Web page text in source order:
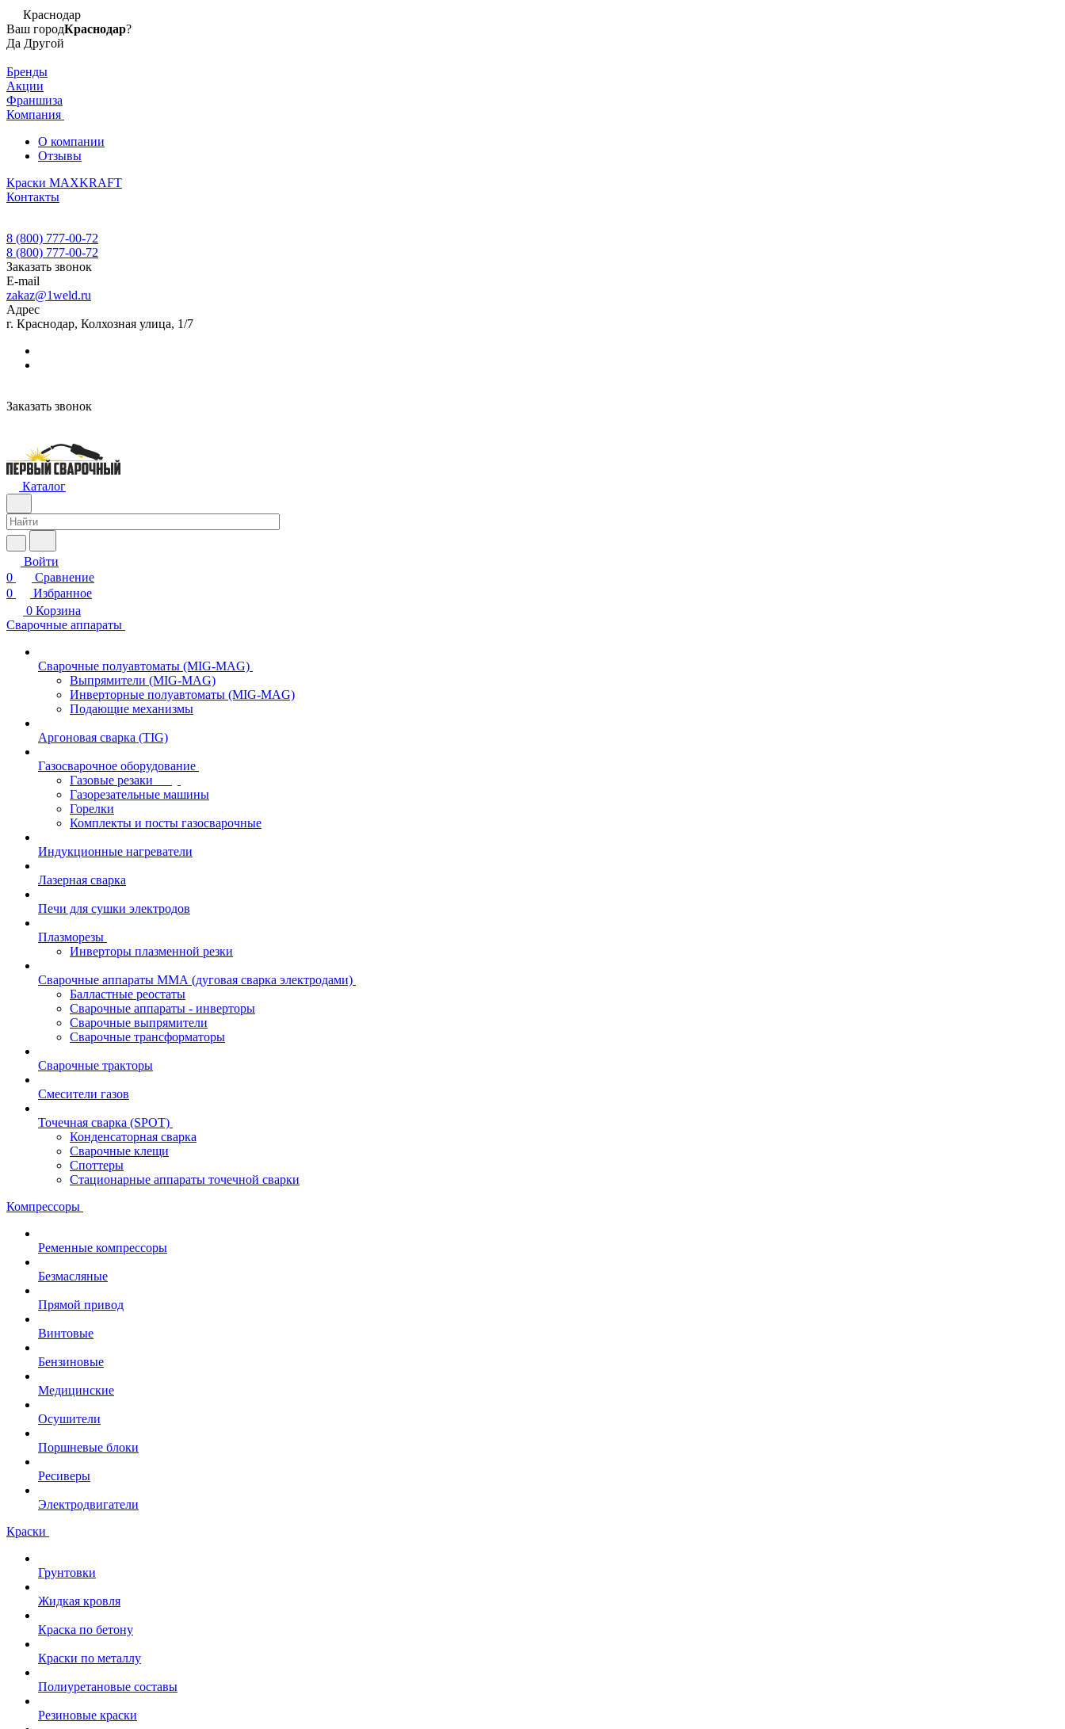
Краснодар
Ваш городКраснодар?
Да Другой
Бренды
Акции
Франшиза
Компания
О компании
Отзывы
Краски MAXKRAFT
Контакты
8 (800) 777-00-72
8 (800) 777-00-72
Заказать звонок
E-mail
zakaz@1weld.ru
Адрес
г. Краснодар, Колхозная улица, 1/7
Заказать звонок
Каталог
Войти
0
Сравнение
0
Избранное
0 Корзина
Сварочные аппараты
Сварочные полуавтоматы (MIG-MAG)
Выпрямители (MIG-MAG)
Инверторные полуавтоматы (MIG-MAG)
Подающие механизмы
Аргоновая сварка (TIG)
Газосварочное оборудование
Газовые резаки
Газорезательные машины
Горелки
Комплекты и посты газосварочные
Индукционные нагреватели
Лазерная сварка
Печи для сушки электродов
Плазморезы
Инверторы плазменной резки
Сварочные аппараты ММА (дуговая сварка электродами)
Балластные реостаты
Сварочные аппараты - инверторы
Сварочные выпрямители
Сварочные трансформаторы
Сварочные тракторы
Смесители газов
Точечная сварка (SPOT)
Конденсаторная сварка
Сварочные клещи
Споттеры
Стационарные аппараты точечной сварки
Компрессоры
Ременные компрессоры
Безмасляные
Прямой привод
Винтовые
Бензиновые
Медицинские
Осушители
Поршневые блоки
Ресиверы
Электродвигатели
Краски
Грунтовки
Жидкая кровля
Краска по бетону
Краски по металлу
Полиуретановые составы
Резиновые краски